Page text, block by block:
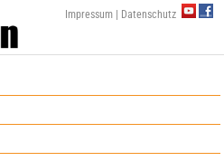
Impressum| Datenschutz